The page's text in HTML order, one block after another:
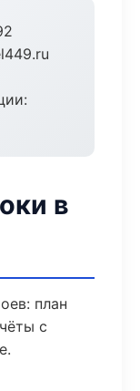
в
план
с